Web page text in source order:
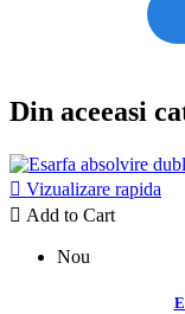
Din aceeasi
 Vizualizare rapida
 Add to Cart
Nou